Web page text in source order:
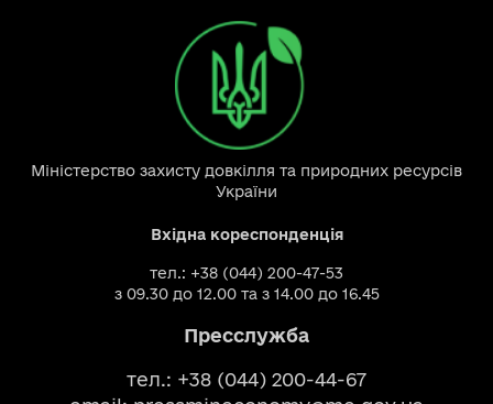
Міністерство захисту довкілля та природних ресурсів
України
Вхідна кореспонденція
тел.: +38 (044) 200-47-53
з 09.30 до 12.00 та з 14.00 до 16.45
Пресслужба
тел.: +38 (044) 200-44-67